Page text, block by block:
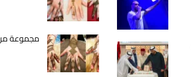
مجموعة من